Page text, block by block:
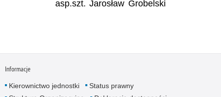
asp.szt. Jarosław Grobelski
Informacje
Kierownictwo jednostki
Status prawny